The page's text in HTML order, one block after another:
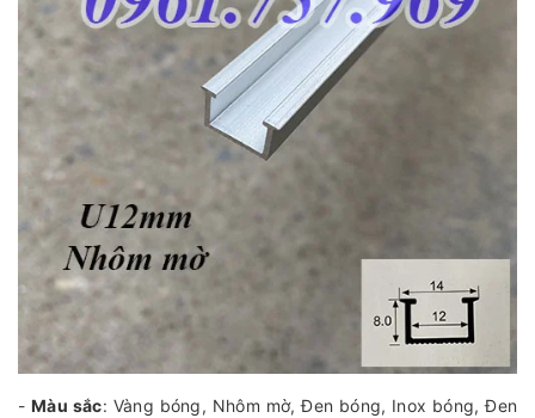
-Màu sắc: Vàng bóng, Nhôm mờ, Đen bóng, Inox bóng, Đen